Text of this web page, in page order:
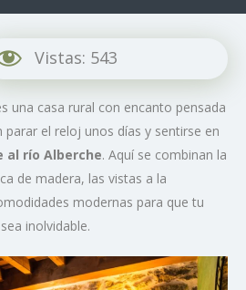
Vistas: 543
una casa rural con encanto pensada
parar el reloj unos días y sentirse en
al río Alberche. Aquí se combinan la
de madera, las vistas a la
modernas para que tu
inolvidable.